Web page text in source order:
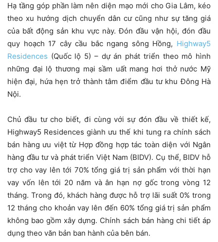
Hạ tầng góp phần làm nên diện mạo mới cho Gia Lâm, kéo
theo xu hướng dịch chuyển dân cư cũng như sự tăng giá
của bất động sản khu vực này. Đón đầu vận hội, đón đầu
quy hoạch 17 cây cầu bắc ngang sông Hồng, Highway5
Residences (Quốc lộ 5) – dự án phát triển theo mô hình
những đại lộ thương mại sầm uất mang hơi thở nước Mỹ
hiện đại, hứa hẹn trở thành tâm điểm đầu tư khu Đông Hà
Nội.
Chủ đầu tư cho biết, đi cùng với sự đón đầu về thiết kế,
Highway5 Residences giành ưu thế khi tung ra chính sách
bán hàng ưu việt từ Hợp đồng hợp tác toàn diện với Ngân
hàng đầu tư và phát triển Việt Nam (BIDV). Cụ thể, BIDV hỗ
trợ cho vay lên tới 70% tổng giá trị sản phẩm với thời hạn
vay vốn lên tới 20 năm và ân hạn nợ gốc trong vòng 12
tháng. Trong đó, khách hàng được hỗ trợ lãi suất 0% trong
12 tháng cho khoản vay lên đến 60% tổng giá trị sản phẩm
không bao gồm xây dựng. Chính sách bán hàng chi tiết áp
dụng theo văn bản ban hành của bên bán.